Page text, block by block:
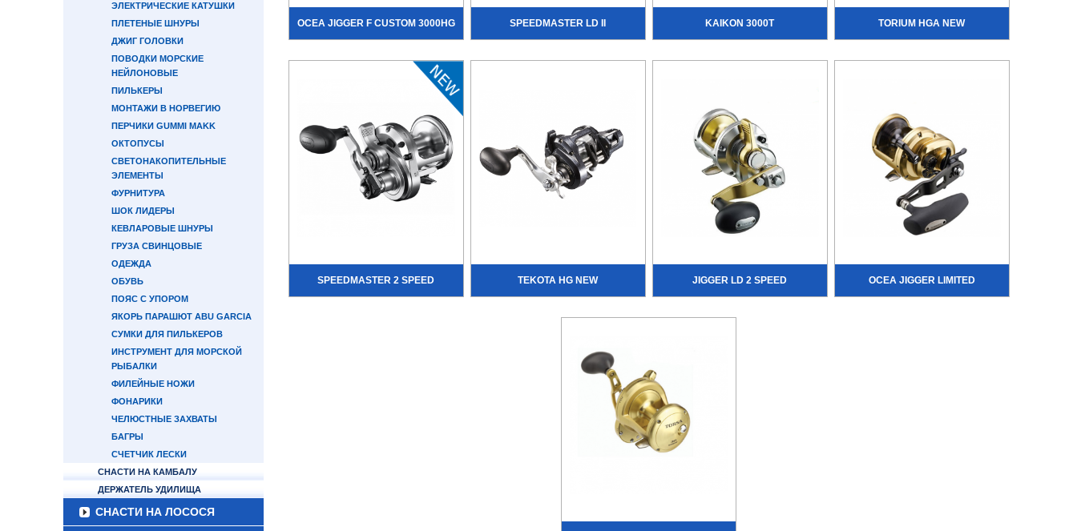
ЭЛЕКТРИЧЕСКИЕ КАТУШКИ
ПЛЕТЕНЫЕ ШНУРЫ
ДЖИГ ГОЛОВКИ
ПОВОДКИ МОРСКИЕ
НЕЙЛОНОВЫЕ
ПИЛЬКЕРЫ
МОНТАЖИ В НОРВЕГИЮ
ПЕРЧИКИ GUMMI MAKK
ОКТОПУСЫ
СВЕТОНАКОПИТЕЛЬНЫЕ
ЭЛЕМЕНТЫ
ФУРНИТУРА
ШОК ЛИДЕРЫ
КЕВЛАРОВЫЕ ШНУРЫ
ГРУЗА СВИНЦОВЫЕ
ОДЕЖДА
ОБУВЬ
ПОЯС С УПОРОМ
ЯКОРЬ ПАРАШЮТ ABU GARCIA
СУМКИ ДЛЯ ПИЛЬКЕРОВ
ИНСТРУМЕНТ ДЛЯ МОРСКОЙ
РЫБАЛКИ
ФИЛЕЙНЫЕ НОЖИ
ФОНАРИКИ
ЧЕЛЮСТНЫЕ ЗАХВАТЫ
БАГРЫ
СЧЕТЧИК ЛЕСКИ
СНАСТИ НА КАМБАЛУ
ДЕРЖАТЕЛЬ УДИЛИЩА
СНАСТИ НА ЛОСОСЯ
OCEA JIGGER F CUSTOM 3000HG SPEEDMASTER LD II KAIKON 3000T TORIUM HGA NEW
SPEEDMASTER 2 SPEED TEKOTA HG NEW JIGGER LD 2 SPEED OCEA JIGGER LIMITED